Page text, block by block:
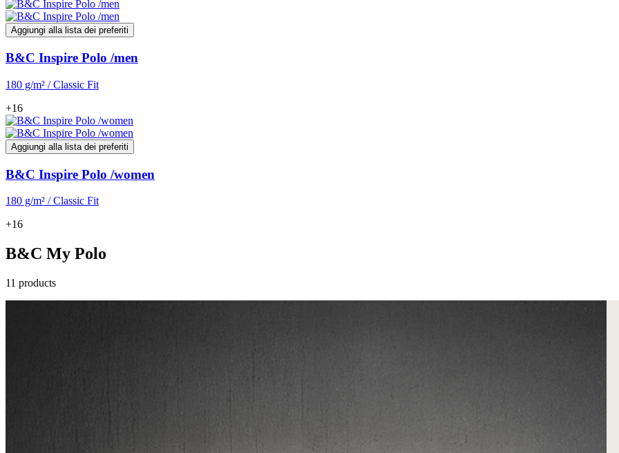
Aggiungi alla lista dei preferiti
B&C Inspire Polo /men
180 g/m² / Classic Fit
+16
Aggiungi alla lista dei preferiti
B&C Inspire Polo /women
180 g/m² / Classic Fit
+16
B&C My Polo
11 products